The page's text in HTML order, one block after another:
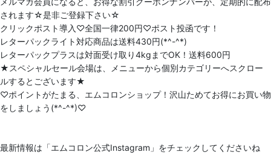
されます☆是非ご登録下さい☆
クリックポスト導入♡全国一律200円♡ポスト投函です！
レターパックライト対応商品は送料430円(*^-^*)
レターパックプラスは対面受け取り4kgまでOK！送料600円
★スペシャルセール会場は、メニューから個別カテゴリーへスクロー
ルするとございます★
♡ポイントがたまる、エムコロンショップ！沢山ためてお得にお買い物
をしましょう(*^-^*)♡
最新情報は「エムコロン公式Instagram」をチェックしてくださいね